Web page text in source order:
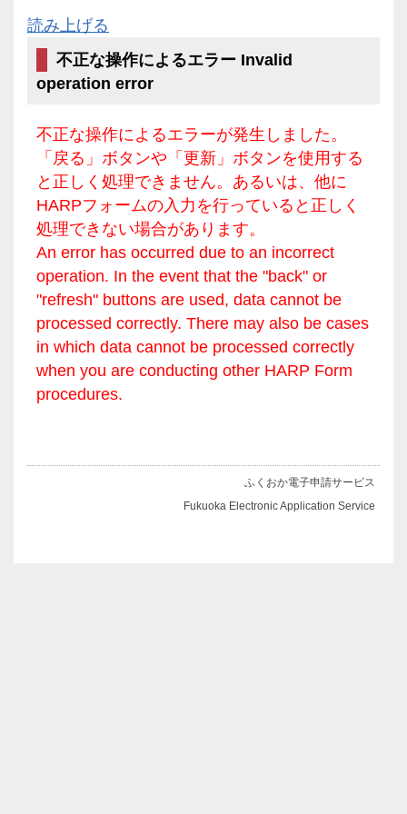
読み上げる
不正な操作によるエラー Invalid
operation error
不正な操作によるエラーが発生しました。
「戻る」ボタンや「更新」ボタンを使用する
と正しく処理できません。あるいは、他に
HARPフォームの入力を行っていると正しく
処理できない場合があります。
An error has occurred due to an incorrect
operation. In the event that the "back" or
"refresh" buttons are used, data cannot be
processed correctly. There may also be cases
in which data cannot be processed correctly
when you are conducting other HARP Form
procedures.
ふくおか電子申請サービス
Fukuoka Electronic Application Service